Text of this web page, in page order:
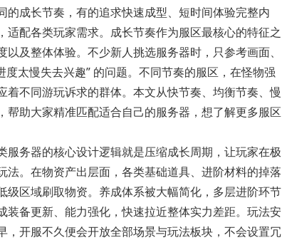
成长节奏，有的追求快速成型、短时间体验完整内
配各类玩家需求。成长节奏作为服区最核心的特征之
及整体体验。不少新人挑选服务器时，只参考画面、
太慢失去兴趣” 的问题。不同节奏的服区，在怪物强
不同游玩诉求的群体。本文从快节奏、均衡节奏、慢
助大家精准匹配适合自己的服务器，想了解更多服区
服务器的核心设计逻辑就是压缩成长周期，让玩家在极
。在物资产出层面，各类基础道具、进阶材料的掉落
区域刷取物资。养成体系被大幅简化，多层进阶环节
备更新、能力强化，快速拉近整体实力差距。玩法安
开服不久便会开放全部场景与玩法板块，不会设置冗